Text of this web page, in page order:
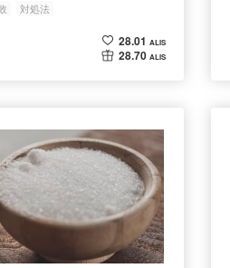
対処法
28.01 ALIS
28.70 ALIS